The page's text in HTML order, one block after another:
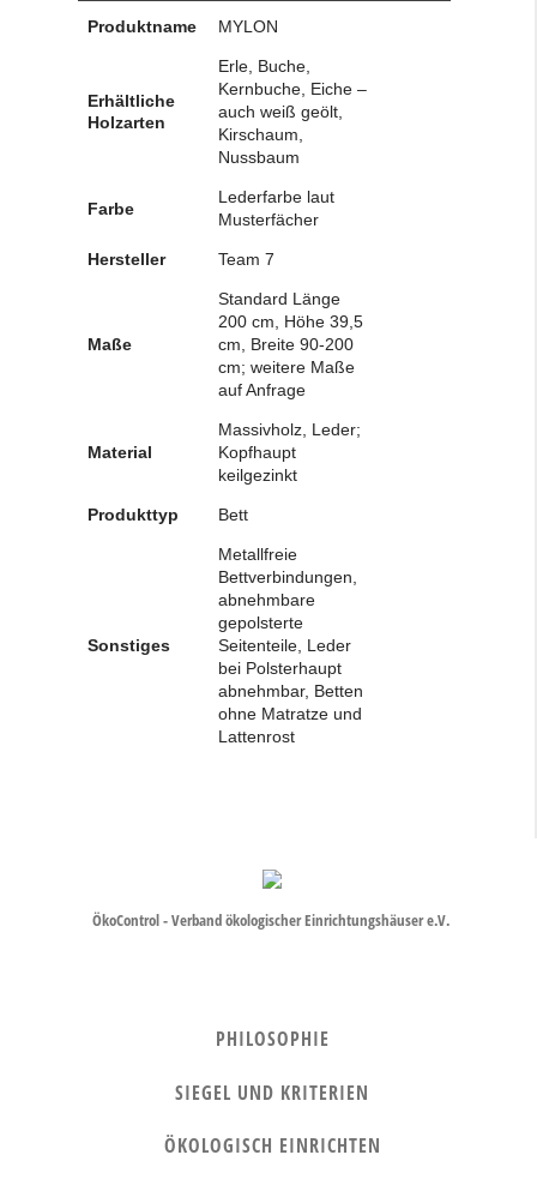
Produktname MYLON
Erhältliche
Holzarten
Erle, Buche,
Kernbuche, Eiche –
auch weiß geölt,
Kirschaum,
Nussbaum
Farbe
Lederfarbe laut
Musterfächer
Hersteller Team 7
Maße
Standard Länge
200 cm, Höhe 39,5
cm, Breite 90-200
cm; weitere Maße
auf Anfrage
Material
Massivholz, Leder;
Kopfhaupt
keilgezinkt
Produkttyp Bett
Sonstiges
Metallfreie
Bettverbindungen,
abnehmbare
gepolsterte
Seitenteile, Leder
bei Polsterhaupt
abnehmbar, Betten
ohne Matratze und
Lattenrost
ÖkoControl - Verband ökologischer Einrichtungshäuser e.V.
PHILOSOPHIE
SIEGEL UND KRITERIEN
ÖKOLOGISCH EINRICHTEN